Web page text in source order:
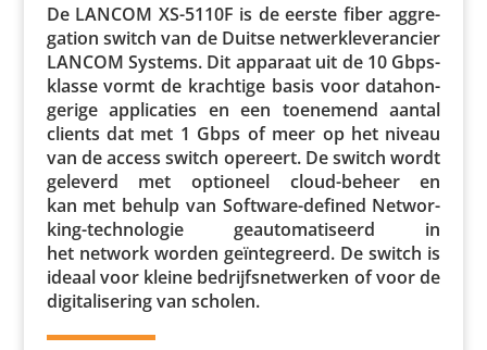
De LANCOM XS-5110F is de eerste fiber aggre­
ga­tion switch van de Duitse netwerk­le­ve­ran­cier
LANCOM Systems. Dit apparaat uit de 10 Gbps-
klasse vormt de krachtige basis voor data­hon­
ge­rige appli­ca­ties en een toenemend aantal
clients dat met 1 Gbps of meer op het niveau
van de access switch opereert. De switch wordt
geleverd met optioneel cloud-beheer en
kan met behulp van Software-defined Networ­
king-tech­no­logie geau­to­ma­ti­seerd in
het network worden geïn­te­greerd. De switch is
ideaal voor kleine bedrijfs­net­werken of voor de
digi­ta­li­se­ring van scholen.